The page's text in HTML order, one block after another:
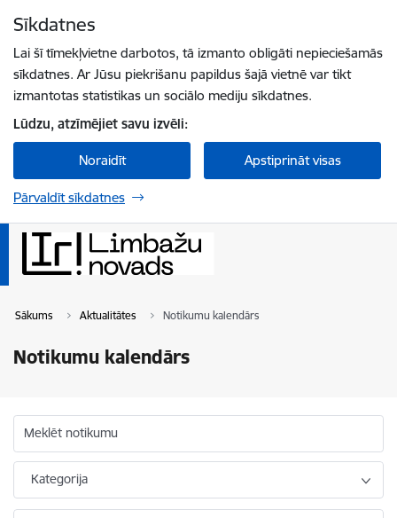
Sīkdatnes
Lai šī tīmekļvietne darbotos, tā izmanto obligāti nepieciešamās
sīkdatnes. Ar Jūsu piekrišanu papildus šajā vietnē var tikt
izmantotas statistikas un sociālo mediju sīkdatnes.
Lūdzu, atzīmējiet savu izvēli:
Noraidīt Apstiprināt visas
Pārvaldīt sīkdatnes
Sākums Aktualitātes Notikumu kalendārs
Notikumu kalendārs
Meklēt notikumu
Kategorija